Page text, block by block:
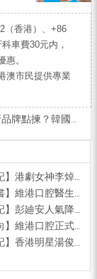
（香港）、+86
車費30元内，
。
澳市民提供專業
泰植體與瑞士ITI植體對比？深圳種牙收費？
現身維港口腔擔任一日店長，分享護牙心得
美國登士柏西諾德專題研討 聚焦無牙頜種植修復前沿策略
腔任明星一日店長 勁歌熱舞快閃表演點燃全場！
為「羅湖區社會醫療機構行業協會監事單位」
驚喜現身維港口腔 擔任明星一日店長！